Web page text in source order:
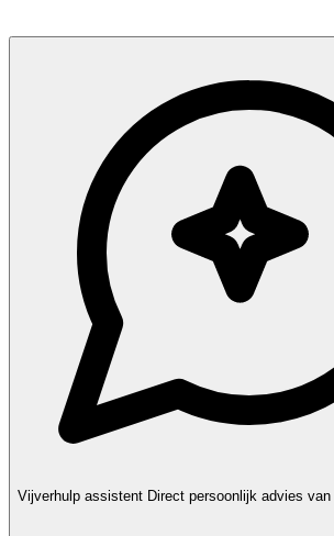
Vijverhulp assistent Direct persoonlijk advies